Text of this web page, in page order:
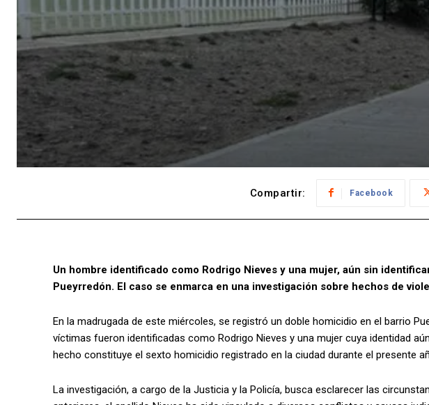
Compartir: Facebook
Un hombre identificado como Rodrigo Nieves y una mujer, aún sin
Pueyrredón. El caso se enmarca en una investigación sobre hechos de
En la madrugada de este miércoles, se registró un doble homicidio en el barrio
víctimas fueron identificadas como Rodrigo Nieves y una mujer cuya identidad
hecho constituye el sexto homicidio registrado en la ciudad durante el presente
La investigación, a cargo de la Justicia y la Policía, busca esclarecer las